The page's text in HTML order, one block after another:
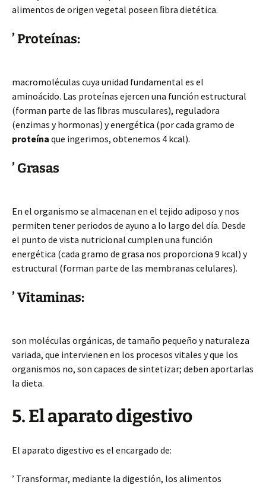
alimentos de origen vegetal poseen ﬁbra dietética.
’ Proteínas:
macromoléculas cuya unidad fundamental es el
aminoácido. Las proteínas ejercen una función estructural
(forman parte de las ﬁbras musculares), reguladora
(enzimas y hormonas) y energética (por cada gramo de
proteína que ingerimos, obtenemos 4 kcal).
’ Grasas
En el organismo se almacenan en el tejido adiposo y nos
permiten tener periodos de ayuno a lo largo del día. Desde
el punto de vista nutricional cumplen una función
energética (cada gramo de grasa nos proporciona 9 kcal) y
estructural (forman parte de las membranas celulares).
’ Vitaminas:
son moléculas orgánicas, de tamaño pequeño y naturaleza
variada, que intervienen en los procesos vitales y que los
organismos no, son capaces de sintetizar; deben aportarlas
la dieta.
5. El aparato digestivo
El aparato digestivo es el encargado de:
’ Transformar, mediante la digestión, los alimentos